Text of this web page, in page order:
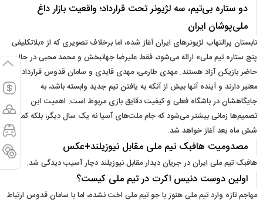
دو ستاره بی‌تیم، سه لژیونر تحت قرارداد؛ واقعیت بازار داغ
ملی‌پوشان ایران
تابستان پرالتهاب لژیونرهای ایران آغاز شده، اما برخلاف تصویری که از «بلاتکلیفی
پنج ستاره تیم ملی» ارائه می‌شود، فقط علیرضا جهانبخش و محمد محبی در حال
حاضر بازیکن آزاد هستند. مهدی طارمی، مهدی قایدی و سامان قدوس قرارداد
معتبر دارند و آینده آنها بیش از آنکه به یافتن تیم جدید وابسته باشد، به
جایگاهشان در باشگاه فعلی و کیفیت دقایق بازی مربوط است. اهمیت این
تصمیم‌ها زمانی بیشتر می‌شود که جام ملت‌های آسیا نه یک سال دیگر، بلکه کمتر از
شش ماه بعد آغاز خواهد شد.
مصدومیت هافبک تیم ملی مقابل نیوزیلند+عکس
هافبک تیم ملی ایران در جریان دیدار مقابل نیوزیلند دچار آسیب دیدگی شد.
اولین دوست دنیس اکرت در تیم ملی کیست؟
مهاجم تازه وارد تیم ملی هنوز با جو تیم ملی اخت نشده، اما با سامان قدوس ارتباط